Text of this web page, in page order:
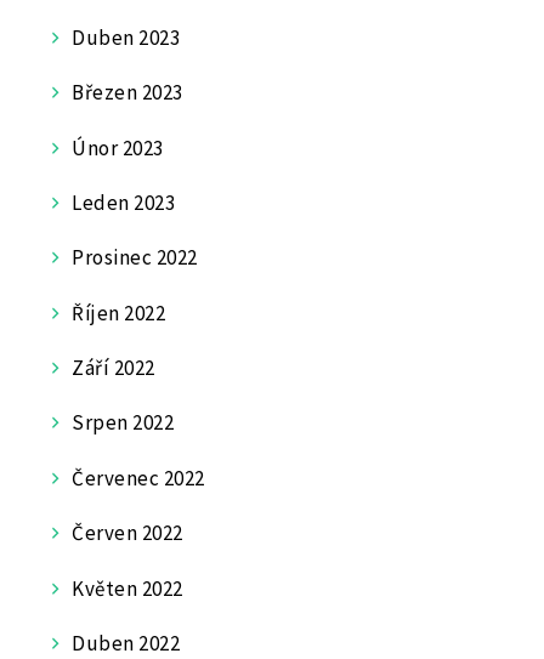
Duben 2023
Březen 2023
Únor 2023
Leden 2023
Prosinec 2022
Říjen 2022
Září 2022
Srpen 2022
Červenec 2022
Červen 2022
Květen 2022
Duben 2022